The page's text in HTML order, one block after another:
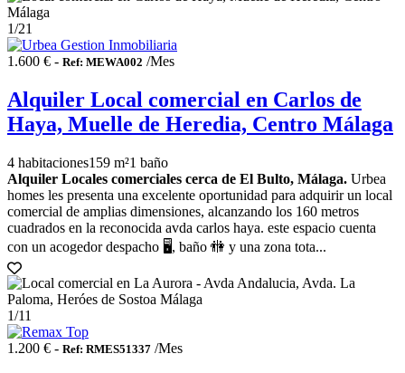
1/21
1.600 € - Ref: MEWA002 /Mes
Alquiler Local comercial en Carlos de
Haya, Muelle de Heredia, Centro Málaga
4 habitaciones159 m²1 baño
Alquiler Locales comerciales cerca de El Bulto, Málaga. Urbea
homes les presenta una excelente oportunidad para adquirir un local
comercial de amplias dimensiones, alcanzando los 160 metros
cuadrados en la reconocida avda carlos haya. este espacio cuenta
con un acogedor despacho 🖥️, baño 🚻 y una zona tota...
1/11
1.200 € - Ref: RMES51337 /Mes